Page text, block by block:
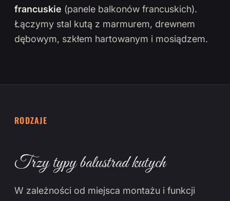
francuskie (panele balkonów francuskich).
Łączymy stal kutą z marmurem, drewnem
dębowym, szkłem hartowanym i mosiądzem.
RODZAJE
Trzy typy balustrad kutych
W zależności od miejsca montażu i funkcji